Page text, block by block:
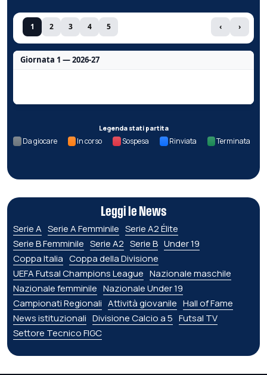
1 2 3 4 5 ‹ ›
Giornata 1 — 2026-27
Legenda stati partita
Da giocare In corso Sospesa Rinviata Terminata
Leggi le News
Serie A Serie A Femminile Serie A2 Élite
Serie B Femminile Serie A2 Serie B Under 19
Coppa Italia Coppa della Divisione
UEFA Futsal Champions League Nazionale maschile
Nazionale femminile Nazionale Under 19
Campionati Regionali Attività giovanile Hall of Fame
News istituzionali Divisione Calcio a 5 Futsal TV
Settore Tecnico FIGC